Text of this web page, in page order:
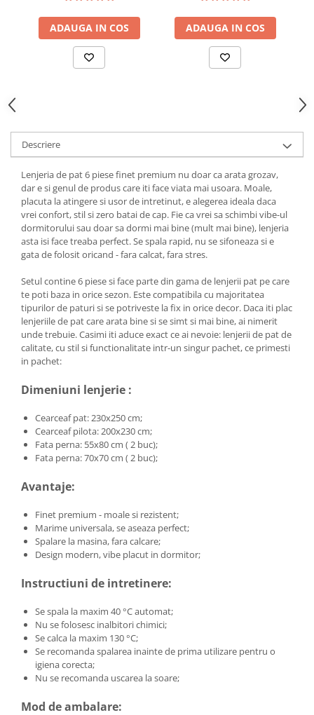
ADAUGA IN COS ADAUGA IN COS
Descriere
Lenjeria de pat 6 piese finet premium nu doar ca arata grozav,
dar e si genul de produs care iti face viata mai usoara. Moale,
placuta la atingere si usor de intretinut, e alegerea ideala daca
vrei confort, stil si zero batai de cap. Fie ca vrei sa schimbi vibe-ul
dormitorului sau doar sa dormi mai bine (mult mai bine), lenjeria
asta isi face treaba perfect. Se spala rapid, nu se sifoneaza si e
gata de folosit oricand - fara calcat, fara stres.
Setul contine 6 piese si face parte din gama de lenjerii pat pe care
te poti baza in orice sezon. Este compatibila cu majoritatea
tipurilor de paturi si se potriveste la fix in orice decor. Daca iti plac
lenjeriile de pat care arata bine si se simt si mai bine, ai nimerit
unde trebuie. Casimi iti aduce exact ce ai nevoie: lenjerii de pat de
calitate, cu stil si functionalitate intr-un singur pachet, ce primesti
in pachet:
Dimeniuni lenjerie :
Cearceaf pat: 230x250 cm;
Cearceaf pilota: 200x230 cm;
Fata perna: 55x80 cm ( 2 buc);
Fata perna: 70x70 cm ( 2 buc);
Avantaje:
Finet premium - moale si rezistent;
Marime universala, se aseaza perfect;
Spalare la masina, fara calcare;
Design modern, vibe placut in dormitor;
Instructiuni de intretinere:
Se spala la maxim 40 °C automat;
Nu se folosesc inalbitori chimici;
Se calca la maxim 130 °C;
Se recomanda spalarea inainte de prima utilizare pentru o
igiena corecta;
Nu se recomanda uscarea la soare;
Mod de ambalare: